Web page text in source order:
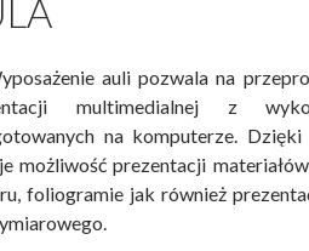
auli pozwala na
multimedialnej z
na komputerze. Dzięki
możliwość prezentacji
foliogramie jak również